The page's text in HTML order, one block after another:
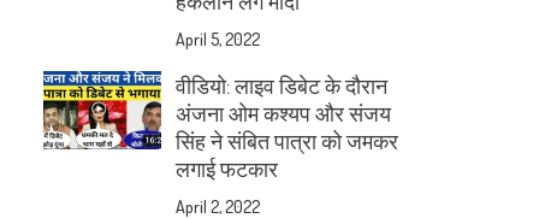
April 5, 2022
वीडियो: लाइव डिबेट के दौरान
अंजना ओम कश्यप और संजय
सिंह ने संबित पात्रा को जमकर
लगाई फटकार
April 2, 2022